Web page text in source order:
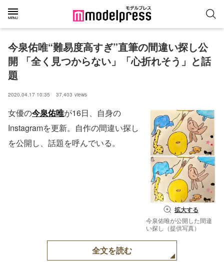
今泉佑唯“難易度高すぎ”直筆の間違い探し公
開 「全く見つからない」「心折れそう」と話
題
2020.04.17 10:35 37,403 views
拡大する
今泉佑唯が公開した間違
い探し（提供写真）
女優の今泉佑唯が16日、自身の
Instagramを更新。自作の間違い探し
を公開し、話題を呼んでいる。
全文を読む